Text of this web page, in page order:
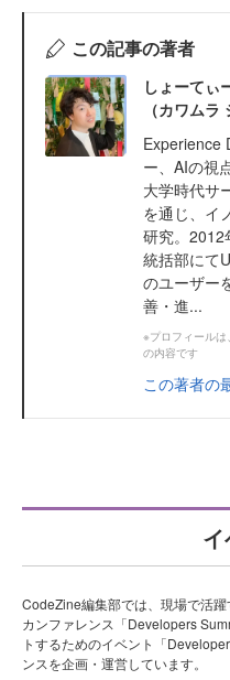
この記事の著者
しょーてぃ
（カワムラ
Experience
ー、AIの視
大学時代サ
を通じ、イ
研究。2012
統括部にて
のユーザー
善・進...
※プロフィール
の内容です
この著者の
CodeZine編集部では、現場で活
カンファレンス「Developers
トするためのイベント「
ンスを企画・運営しています。